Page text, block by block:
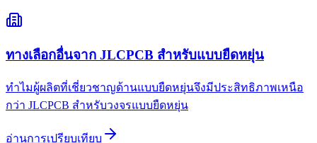
ทางเลือกอื่นจาก JLCPCB สำหรับแบบยืดหยุ่น
ทำไมผู้ผลิตที่เชี่ยวชาญด้านแบบยืดหยุ่นจึงมีประสิทธิภาพเหนือ
กว่า JLCPCB สำหรับวงจรแบบยืดหยุ่น
อ่านการเปรียบเทียบ